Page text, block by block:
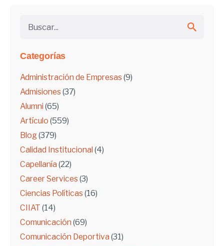
Categorías
Administración de Empresas (9)
Admisiones (37)
Alumni (65)
Artículo (559)
Blog(379)
Calidad Institucional (4)
Capellanía (22)
Career Services (3)
Ciencias Políticas (16)
CIIAT (14)
Comunicación (69)
Comunicación Deportiva (31)